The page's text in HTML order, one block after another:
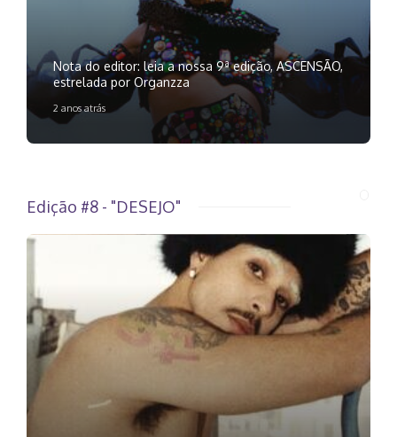
Nota do editor: leia a nossa 9ª edição, ASCENSÃO,
estrelada por Organzza
2 anos atrás
Edição #8 - "DESEJO"